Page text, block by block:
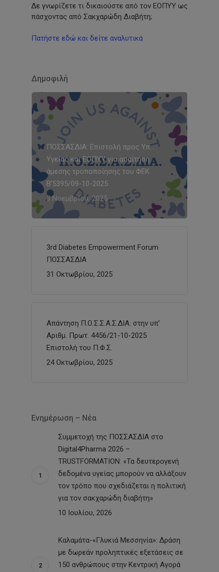
Δε γνωρίζετε τι δικαιούστε από τον ΕΟΠΥΥ ως
πάσχοντας από Σακχαρώδη Διαβήτη;
Πατήστε εδώ και δείτε αναλυτικά
Δημοφιλή
ΠΟΣΣΑΣΔΙΑ: Επιστολή προς Υπ.
Υγείας και ΕΟΠΥΥ για απαίτηση
άμεσης τροποποίησης του ΦΕΚ
Β’5395/09-10-2025
3 Νοεμβρίου, 2025
3rd Diabetes Empowerment Forum
ΠΟΣΣΑΣΔΙΑ
31 Οκτωβρίου, 2025
Απάντηση Π.Ο.Σ.Σ.Α.Σ.ΔΙΑ. στην υπ’
Αριθμ. Πρωτ. 4456/21-10-2025
Επιστολή του Π.Φ.Σ.
24 Οκτωβρίου, 2025
Ενημέρωση – Νέα
Συμμετοχή της ΠΟΣΣΑΣΔΙΑ στο
Digital4Pharma 2026 –
TRUSTFORMATION: «Τα δευτερογενή
δεδομένα υγείας μπορούν να αλλάξουν
τον τρόπο που σχεδιάζεται η πολιτική
για τον σακχαρώδη διαβήτη»
10 Ιουλίου, 2026
Καλαμάτα-«Γλυκιά Μεσσηνία»: Δράση
με δωρεάν προληπτικές εξετάσεις σε
150 ανθρώπους στην Κεντρική Αγορά